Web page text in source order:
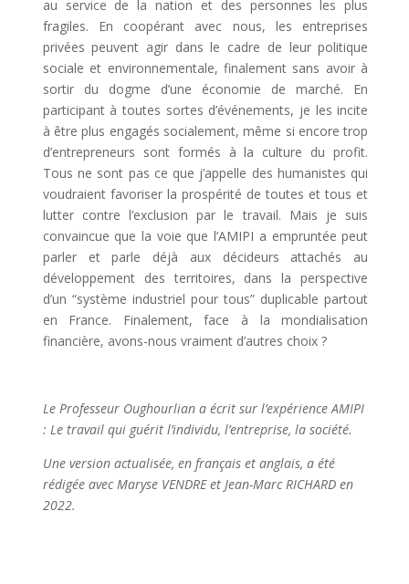
au service de la nation et des personnes les plus
fragiles. En coopérant avec nous, les entreprises
privées peuvent agir dans le cadre de leur politique
sociale et environnementale, finalement sans avoir à
sortir du dogme d’une économie de marché. En
participant à toutes sortes d’événements, je les incite
à être plus engagés socialement, même si encore trop
d’entrepreneurs sont formés à la culture du profit.
Tous ne sont pas ce que j’appelle des humanistes qui
voudraient favoriser la prospérité de toutes et tous et
lutter contre l’exclusion par le travail. Mais je suis
convaincue que la voie que l’AMIPI a empruntée peut
parler et parle déjà aux décideurs attachés au
développement des territoires, dans la perspective
d’un “système industriel pour tous” duplicable partout
en France. Finalement, face à la mondialisation
financière, avons-nous vraiment d’autres choix ?
Le Professeur Oughourlian a écrit sur l’expérience AMIPI
: Le travail qui guérit l’individu, l’entreprise, la société.
Une version actualisée, en français et anglais, a été
rédigée avec Maryse VENDRE et Jean-Marc RICHARD en
2022.